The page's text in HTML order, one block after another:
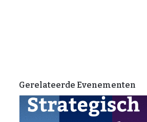
Gerelateerde Evenementen